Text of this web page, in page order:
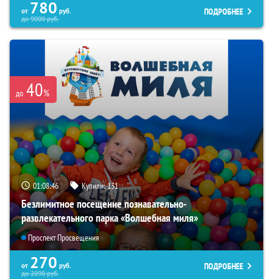
от 780 руб.
до9000руб.
ПОДРОБНЕЕ
до 40%
01:08:44 Купили:131
Безлимитное посещение познавательно-
развлекательного парка «Волшебная миля»
Проспект Просвещения
от 270 руб.
до2090руб.
ПОДРОБНЕЕ